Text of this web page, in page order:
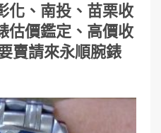
化、南投、苗栗收
估價鑑定、高價收
賣請來永順腕錶